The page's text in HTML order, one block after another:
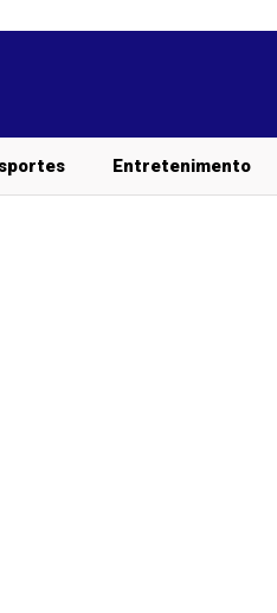
Entretenimento